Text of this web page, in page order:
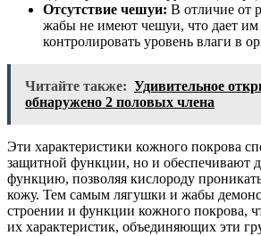
Отсутствие чешуи: В отличие от
жабы не имеют чешуи, что дает
контролировать уровень влаги в
Читайте также: Удивительное
обнаружено 2 половых члена
Эти характеристики кожного покрова
защитной функции, но и обеспечивают
функцию, позволяя кислороду
кожу. Тем самым лягушки и жабы
строении и функции кожного покрова,
их характеристик, объединяющих эти